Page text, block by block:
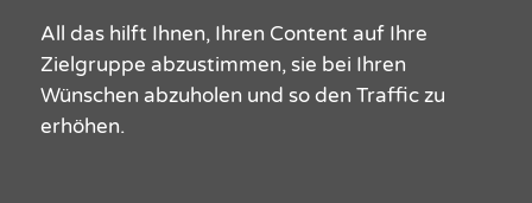
All das hilft Ihnen, Ihren Content auf Ihre
Zielgruppe abzustimmen, sie bei Ihren
Wünschen abzuholen und so den Traffic zu
erhöhen.